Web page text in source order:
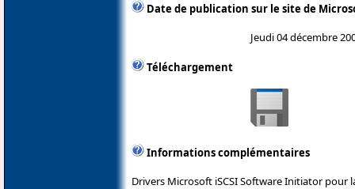
Date de publication sur le site de
Jeudi 04 décembre
Téléchargement
Informations complémentaires
Drivers Microsoft iSCSI Software Initiator pour